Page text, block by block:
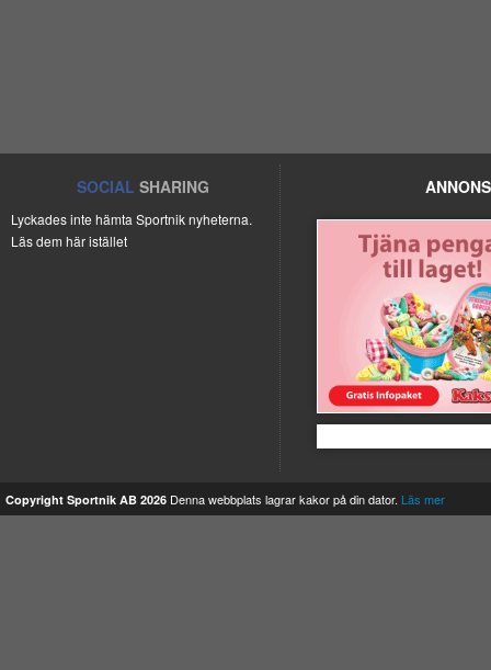
SOCIAL SHARING
Lyckades inte hämta Sportnik nyheterna.
Läs dem här istället
Copyright Sportnik AB 2026 Denna webbplats lagrar kakor på din dator. Läs mer